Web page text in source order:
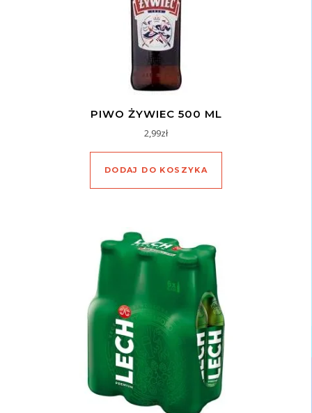
PIWO ŻYWIEC 500 ML
2,99zł
DODAJ DO KOSZYKA